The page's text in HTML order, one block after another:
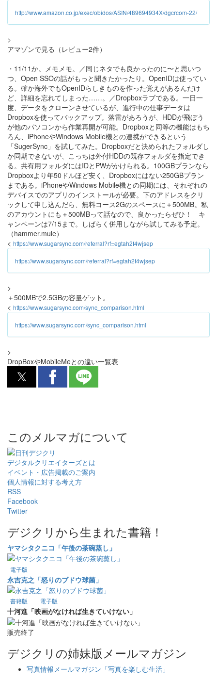
http://www.amazon.co.jp/exec/obidos/ASIN/489694934X/dgcrcom-22/
>
アマゾンで見る（レビュー2件）
・11/11か。メモメモ。／同じネタでも良かったのに〜と思いつ
つ、Open SSOの話がもっと聞きたかったり。OpenIDは使ってい
る。確か海外でもOpenIDらしきものを作った覚えがあるんだけ
ど、詳細を忘れてしまった……。／Dropboxラブである。一日一
度、データをクローンさせているが、進行中の仕事データは
Dropboxを使ってバックアップ。落雷があろうが、HDDが飛ぼう
が他のパソコンから作業再開が可能。Dropboxと同等の機能はもち
ろん、iPhoneやWindows Mobile機との連携ができるという
「SugerSync」を試してみた。Dropboxだと決められたフォルダし
か同期できないが、こっちは外付HDDの既存フォルダを指定でき
る。共有用フォルダにはIDとPWがかけられる。100GBプランなら
Dropboxより年50ドルほど安く、Dropboxにはない250GBプラン
まである。iPhoneやWindows Mobile機との同期には、それぞれの
デバイスでのアプリのインストールが必要。下のアドレスをクリ
ックして申し込んだら、無料コース2Gのスペースに＋500MB。私
のアカウントにも＋500MBって話なので、良かったらぜひ！ キ
ャンペーンは7/15まで。しばらく併用しながら試してみる予定。
（hammer.mule）
< https://www.sugarsync.com/referral?rf=egtah2f4wjsep
https://www.sugarsync.com/referral?rf=egtah2f4wjsep
>
＋500MBで2.5GBの容量ゲット。
< https://www.sugarsync.com/sync_comparison.html
https://www.sugarsync.com/sync_comparison.html
>
DropBoxやMobileMeとの違い一覧表
このメルマガについて
デジタルクリエイターズとは
イベント・広告掲載のご案内
個人情報に対する考え方
RSS
Facebook
Twitter
デジクリから生まれた書籍！
ヤマシタクニコ「午後の茶碗蒸し」
電子版
永吉克之「怒りのブドウ球菌」
書籍版 電子版
十河進「映画がなければ生きていけない」
販売終了
デジクリの姉妹版メールマガジン
写真情報メールマガジン「写真を楽しむ生活」